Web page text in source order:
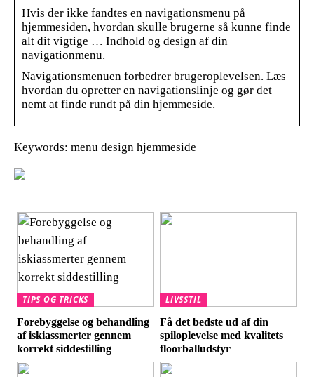
Hvis der ikke fandtes en navigationsmenu på
hjemmesiden, hvordan skulle brugerne så kunne finde
alt dit vigtige … Indhold og design af din
navigationmenu.
Navigationsmenuen forbedrer brugeroplevelsen. Læs
hvordan du opretter en navigationslinje og gør det
nemt at finde rundt på din hjemmeside.
Keywords: menu design hjemmeside
TIPS OG TRICKS
Forebyggelse og behandling
af iskiassmerter gennem
korrekt siddestilling
LIVSSTIL
Få det bedste ud af din
spiloplevelse med kvalitets
floorballudstyr